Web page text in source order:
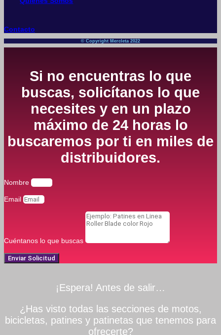
Contacto
© Copyright Mercleta 2022
Si no encuentras lo que
buscas, solicítanos lo que
necesites y en un plazo
máximo de 24 horas lo
buscaremos por ti en miles de
distribuidores.
Nombre
Email
Cuéntanos lo que buscas
Enviar Solicitud
¡Espera! Antes de salir…
¿Has visto todas las secciones de motos,
bicicletas, patines y patinetas que tenemos para
ofrecerte?